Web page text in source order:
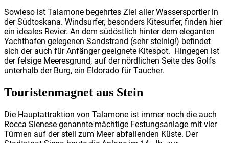
Sowieso ist Talamone begehrtes Ziel aller Wassersportler in
der Südtoskana. Windsurfer, besonders Kitesurfer, finden hier
ein ideales Revier. An dem südöstlich hinter dem eleganten
Yachthafen gelegenen Sandstrand (sehr steinig!) befindet
sich der auch für Anfänger geeignete Kitespot. Hingegen ist
der felsige Meeresgrund, auf der nördlichen Seite des Golfs
unterhalb der Burg, ein Eldorado für Taucher.
Touristenmagnet aus Stein
Die Hauptattraktion von Talamone ist immer noch die auch
Rocca Sienese genannte mächtige Festungsanlage mit vier
Türmen auf der steil zum Meer abfallenden Küste. Der